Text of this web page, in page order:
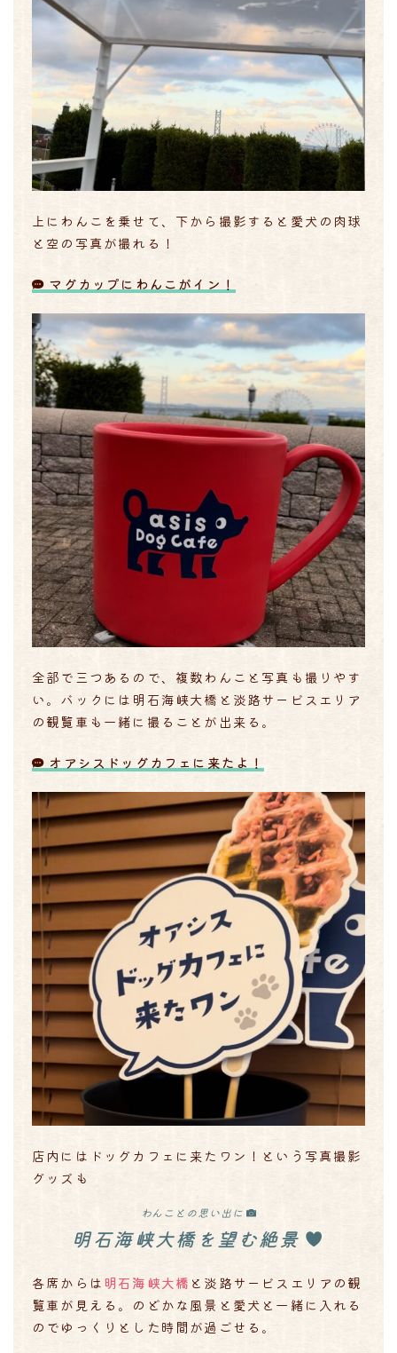
上にわんこを乗せて、下から撮影すると愛犬の肉球
と空の写真が撮れる！
マグカップにわんこがイン！
全部で三つあるので、複数わんこと写真も撮りやす
い。バックには明石海峡大橋と淡路サービスエリア
の観覧車も一緒に撮ることが出来る。
オアシスドッグカフェに来たよ！
店内にはドッグカフェに来たワン！という写真撮影
グッズも
わんことの思い出に
明石海峡大橋を望む絶景
各席からは明石海峡大橋 と淡路サービスエリアの観
覧車が見える。のどかな風景と愛犬と一緒に入れる
のでゆっくりとした時間が過ごせる。